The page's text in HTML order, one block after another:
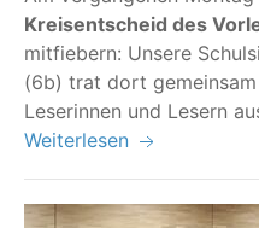
Kreis­ent­scheid des
mit­fie­bern: Unse­re
(6b) trat dort
Lese­rin­nen und Lesern
Weiterlesen